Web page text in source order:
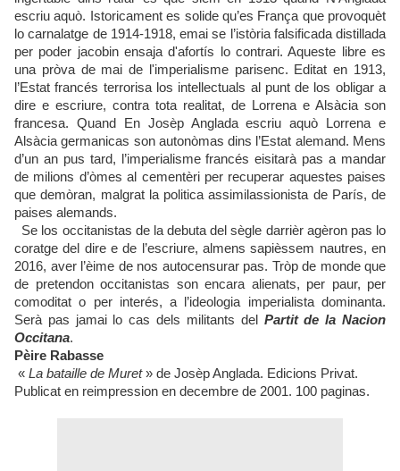
escriu aquò. Istoricament es solide qu’es França que provoquèt
lo carnalatge de 1914-1918, emai se l’istòria falsificada distillada
per poder jacobin ensaja d'afortís lo contrari. Aqueste libre es
una pròva de mai de l'imperialisme parisenc. Editat en 1913,
l’Estat francés terrorisa los intellectuals al punt de los obligar a
dire e escriure, contra tota realitat, de Lorrena e Alsàcia son
francesa. Quand En Josèp Anglada escriu aquò Lorrena e
Alsàcia germanicas son autonòmas dins l’Estat alemand. Mens
d’un an pus tard, l’imperialisme francés eisitarà pas a mandar
de milions d’òmes al cementèri per recuperar aquestes paises
que demòran, malgrat la politica assimilassionista de París, de
paises alemands.
Se los occitanistas de la debuta del sègle darrièr agèron pas lo
coratge del dire e de l’escriure, almens sapièssem nautres, en
2016, aver l’èime de nos autocensurar pas. Tròp de monde que
de pretendon occitanistas son encara alienats, per paur, per
comoditat o per interés, a l’ideologia imperialista dominanta.
Serà pas jamai lo cas dels militants del Partit de la Nacion
Occitana.
Pèire Rabasse
« La bataille de Muret» de Josèp Anglada. Edicions Privat.
Publicat en reimpression en decembre de 2001. 100 paginas.